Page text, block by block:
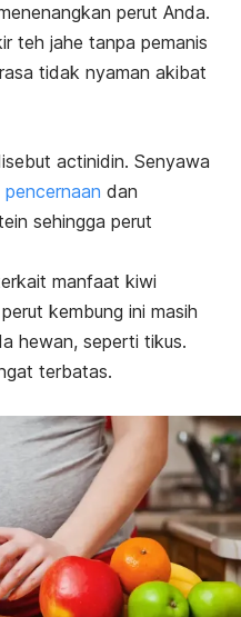
perut Anda.
teh jahe tanpa pemanis
tidak nyaman akibat
actinidin. Senyawa
dan
sehingga perut
manfaat kiwi
kembung ini masih
hewan, seperti tikus.
terbatas.